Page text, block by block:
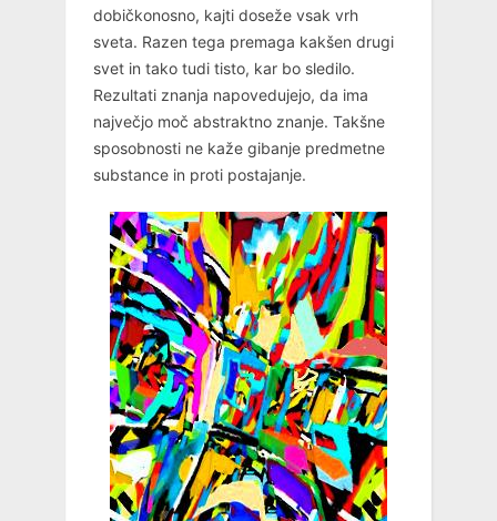
dobičkonosno, kajti doseže vsak vrh
sveta. Razen tega premaga kakšen drugi
svet in tako tudi tisto, kar bo sledilo.
Rezultati znanja napovedujejo, da ima
največjo moč abstraktno znanje. Takšne
sposobnosti ne kaže gibanje predmetne
substance in proti postajanje.